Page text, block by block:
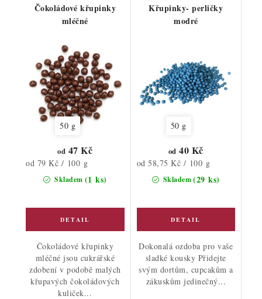
Čokoládové křupinky
mléčné
50 g
Skladem (1 ks)
od 47 Kč
Měrná
od 79 Kč / 100 g
Čokoládové křupinky
mléčné jsou cukrářské
zdobení v podobě malých
křupavých čokoládových
kuliček...
Křupinky- perličky
modré
50 g
Skladem(29 ks)
od 40 Kč
Měrná
cena:
od 58,75 Kč / 100 g
Dokonalá ozdoba pro vaše
sladké kousky Přidejte
svým dortům, cupcakům a
zákuskům jedinečný...